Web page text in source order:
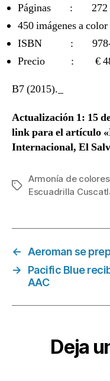
Páginas : 272
450 imágenes a color
ISBN : 978-
Precio : € 48
B7 (2015)._
Actualización 1: 15
link para el artículo
Internacional, El
Etiquetas
Armonía de
Escuadrilla
←
Aeroman se
→
Pacific Blue
AAC
Deja